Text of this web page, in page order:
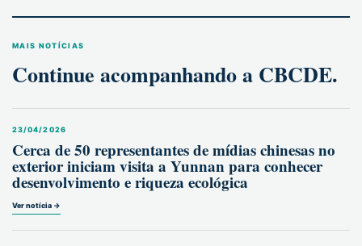
MAIS NOTÍCIAS
Continue acompanhando a CBCDE.
23/04/2026
Cerca de 50 representantes de mídias chinesas no
exterior iniciam visita a Yunnan para conhecer
desenvolvimento e riqueza ecológica
Ver notícia →